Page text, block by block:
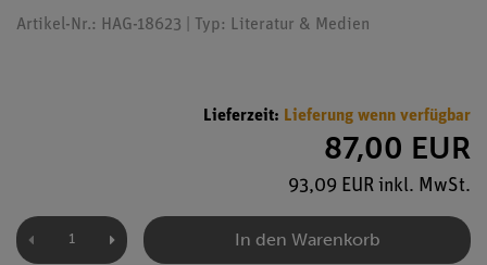
Artikel-Nr.: HAG-18623 | Typ: Literatur & Medien
Lieferzeit: Lieferung wenn verfügbar
87,00 EUR
93,09 EUR inkl. MwSt.
In den Warenkorb